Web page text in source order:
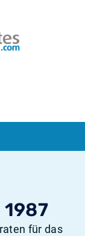
1987
für das